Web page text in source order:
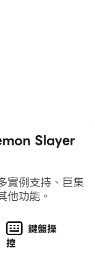
圖遊戲非常適
Slayer
實例支持、巨集
他功能。
鍵盤操
控